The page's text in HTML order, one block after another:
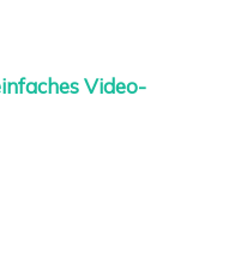
Video-